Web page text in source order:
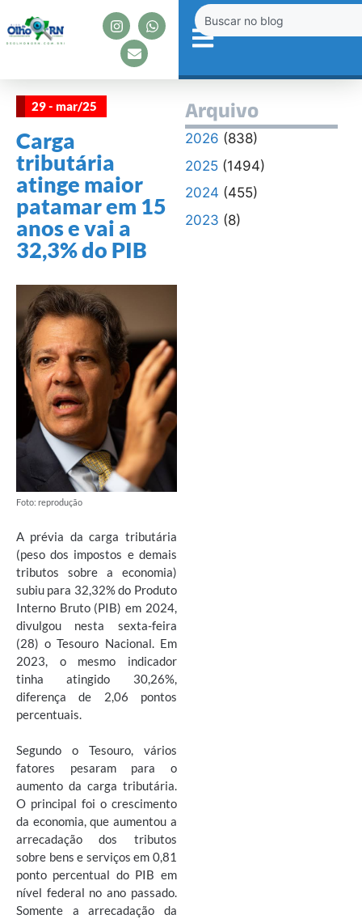
29 - mar/25
Carga
tributária
atinge maior
patamar em 15
anos e vai a
32,3% do PIB
Foto: reprodução
A prévia da carga tributária
(peso dos impostos e demais
tributos sobre a economia)
subiu para 32,32% do Produto
Interno Bruto (PIB) em 2024,
divulgou nesta sexta-feira
(28) o Tesouro Nacional. Em
2023, o mesmo indicador
tinha atingido 30,26%,
diferença de 2,06 pontos
percentuais.
Segundo o Tesouro, vários
fatores pesaram para o
aumento da carga tributária.
O principal foi o crescimento
da economia, que aumentou a
arrecadação dos tributos
sobre bens e serviços em 0,81
ponto percentual do PIB em
nível federal no ano passado.
Somente a arrecadação da
Arquivo
2026 (838)
2025(1494)
2024 (455)
2023 (8)